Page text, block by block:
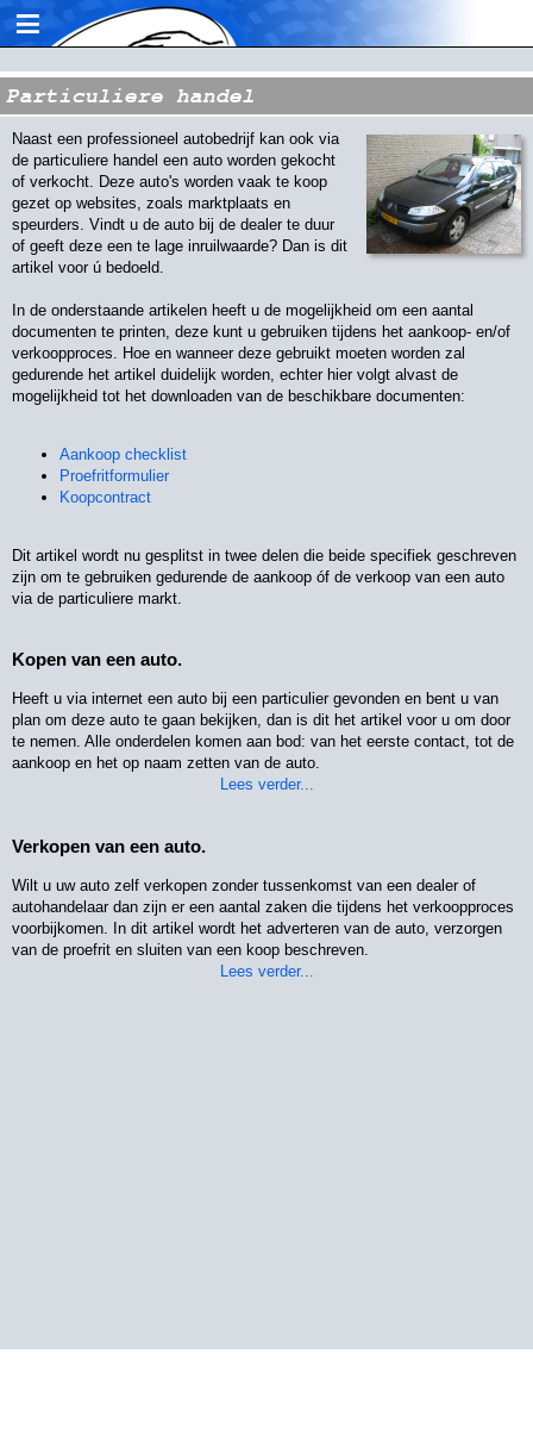
≡
Particuliere handel
Naast een professioneel autobedrijf kan ook via
de particuliere handel een auto worden gekocht
of verkocht. Deze auto's worden vaak te koop
gezet op websites, zoals marktplaats en
speurders. Vindt u de auto bij de dealer te duur
of geeft deze een te lage inruilwaarde? Dan is dit
artikel voor ú bedoeld.
In de onderstaande artikelen heeft u de mogelijkheid om een aantal
documenten te printen, deze kunt u gebruiken tijdens het aankoop- en/of
verkoopproces. Hoe en wanneer deze gebruikt moeten worden zal
gedurende het artikel duidelijk worden, echter hier volgt alvast de
mogelijkheid tot het downloaden van de beschikbare documenten:
Aankoop checklist
Proefritformulier
Koopcontract
Dit artikel wordt nu gesplitst in twee delen die beide specifiek geschreven
zijn om te gebruiken gedurende de aankoop óf de verkoop van een auto
via de particuliere markt.
Kopen van een auto.
Heeft u via internet een auto bij een particulier gevonden en bent u van
plan om deze auto te gaan bekijken, dan is dit het artikel voor u om door
te nemen. Alle onderdelen komen aan bod: van het eerste contact, tot de
aankoop en het op naam zetten van de auto.
Lees verder...
Verkopen van een auto.
Wilt u uw auto zelf verkopen zonder tussenkomst van een dealer of
autohandelaar dan zijn er een aantal zaken die tijdens het verkoopproces
voorbijkomen. In dit artikel wordt het adverteren van de auto, verzorgen
van de proefrit en sluiten van een koop beschreven.
Lees verder...